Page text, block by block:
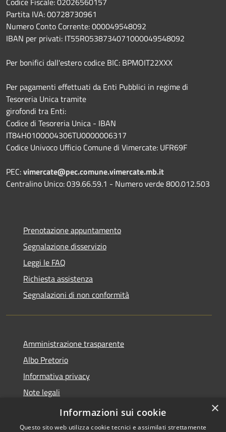
Partita IVA: 00728730961
Numero Conto Corrente: 000049548092
IBAN per privati: IT55R0538734071000049548092
Per bonifici dall'estero codice BIC: BPMOIT22XXX
Per pagamenti effettuati da Enti Pubblici in regime di
Tesoreria Unica tramite
girofondi tra Enti:
Codice di Tesoreria Unica - IBAN
IT84H0100004306TU0000006317
Codice Univoco Ufficio Comune di Vimercate: UFR69F
PEC:vimercate@pec.comune.vimercate.mb.it
Centralino Unico: 039.66.59.1 - Numero verde 800.012.503
Prenotazione appuntamento
Segnalazione disservizio
Leggi le FAQ
Richiesta assistenza
Segnalazioni di non conformità
Amministrazione trasparente
Albo Pretorio
Informativa privacy
Note legali
Dichiarazione di accessibilità
×
Informazioni sui cookie
Questo sito web utilizza cookie tecnici e assimilati strettamente